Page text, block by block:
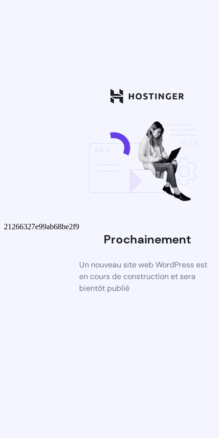
21266327e99ab68be2f9
Prochainement
Un nouveau site web WordPress est
en cours de construction et sera
bientôt publié